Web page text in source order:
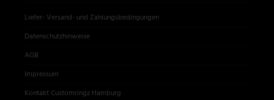
Liefer- Versand- und Zahlungsbedingungen
Datenschutzhinweise
AGB
Impressum
Kontakt Customringz Hamburg